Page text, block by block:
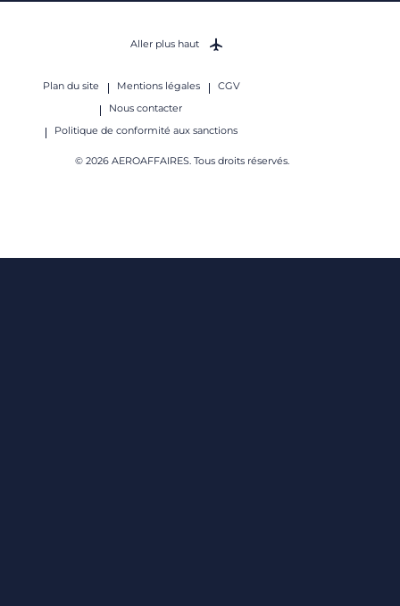
Plan du site Mentions légales
CGV
Nous contacter
Politique de conformité aux sanctions
© 2026 AEROAFFAIRES. Tous droits réservés.
Aller plus haut